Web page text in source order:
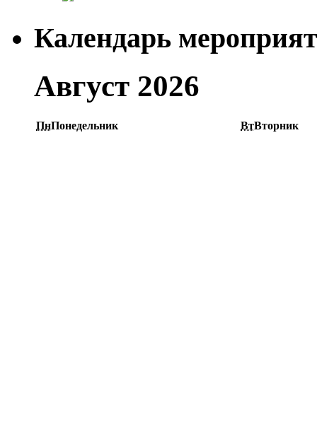
Календарь
Август 2026
ПнПонедельник ВтВторник